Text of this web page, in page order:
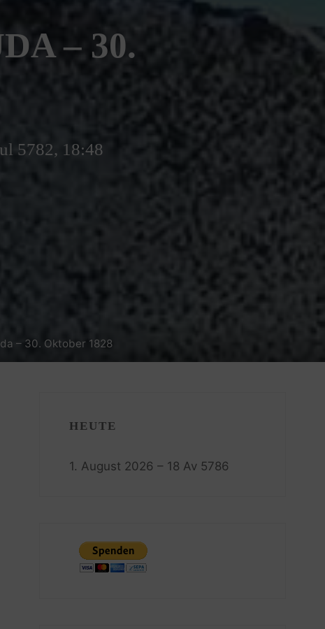
– 30.
5782, 18:48
– 30. Oktober 1828
HEUTE
1. August 2026 – 18 Av 5786